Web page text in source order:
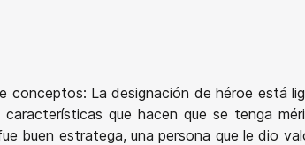
conceptos: La designación de héroe está
que hacen que se tenga
buen estratega, una persona que le dio